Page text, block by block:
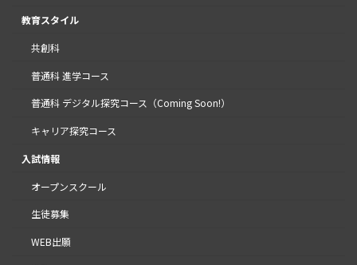
教育スタイル
共創科
普通科 進学コース
普通科 デジタル探究コース（Coming Soon!）
キャリア探究コース
入試情報
オープンスクール
生徒募集
WEB出願